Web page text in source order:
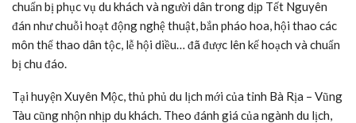
chuẩn bị phục vụ du khách và người dân trong dịp Tết Nguyên
đán như chuỗi hoạt động nghệ thuật, bắn pháo hoa, hội thao các
môn thể thao dân tộc, lễ hội diều… đã được lên kế hoạch và chuẩn
bị chu đáo.
Tại huyện Xuyên Mộc, thủ phủ du lịch mới của tỉnh Bà Rịa – Vũng
Tàu cũng nhộn nhịp du khách. Theo đánh giá của ngành du lịch,